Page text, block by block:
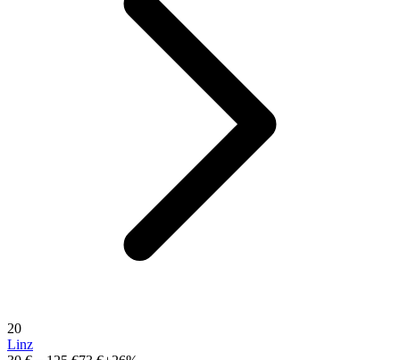
20
Linz